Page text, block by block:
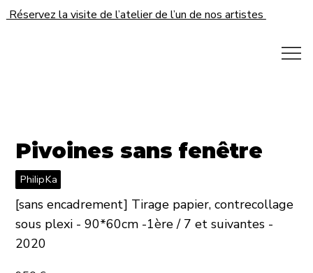
Réservez la visite de l’atelier de l’un de nos artistes
Pivoines sans fenêtre
PhilipKa
[sans encadrement] Tirage papier, contrecollage
sous plexi - 90*60cm -1ère / 7 et suivantes -
2020